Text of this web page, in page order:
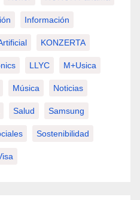
Información
KONZERTA
LLYC M+usica
Música Noticias
Salud Samsung
Sostenibilidad